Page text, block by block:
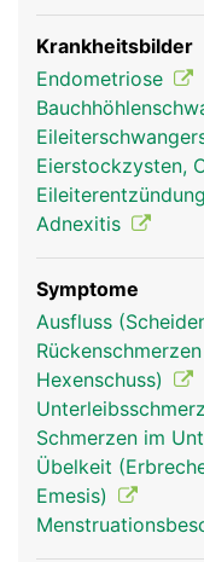
besitzt feine
Eizelle in die
Zeitpunkt
sind, erfolgt im
Krankheitsbilder
Endometriose
Eierstockzysten,
Adnexitis
Symptome
Ausfluss
Hexenschuss)
Schmerzen im
Übelkeit
Emesis)